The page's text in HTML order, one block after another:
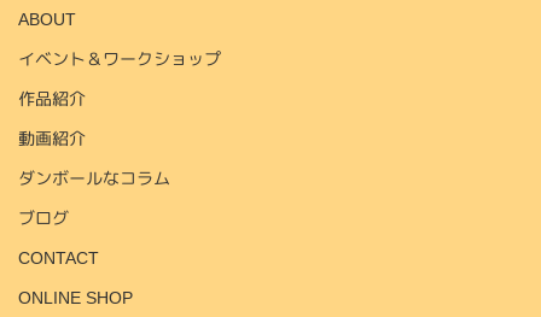
ABOUT
イベント＆ワークショップ
作品紹介
動画紹介
ダンボールなコラム
ブログ
CONTACT
ONLINE SHOP